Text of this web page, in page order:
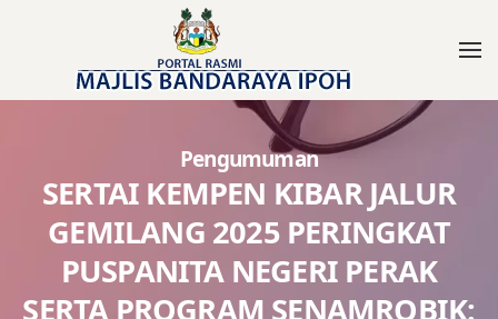
Pengumuman
SERTAI KEMPEN KIBAR JALUR
GEMILANG 2025 PERINGKAT
PUSPANITA NEGERI PERAK
SERTA PROGRAM SENAMROBIK: